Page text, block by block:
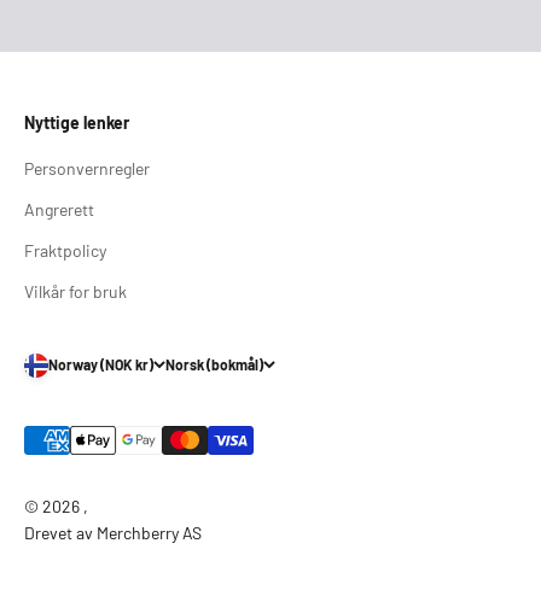
Nyttige lenker
Personvernregler
Angrerett
Fraktpolicy
Vilkår for bruk
Norway (NOK kr) Norsk (bokmål)
© 2026 ,
Drevet av Merchberry AS